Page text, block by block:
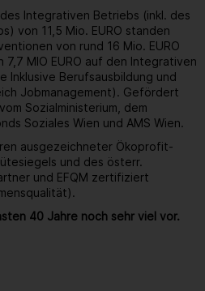
Integrativen Betriebs (inkl. des
von 11,5 Mio. EURO standen
von rund 16 Mio. EURO
MIO EURO auf den Integrativen
Inklusive Berufsausbildung und
Jobmanagement). Gefördert
Sozialministerium, dem
Soziales Wien und AMS Wien.
ausgezeichneter Ökoprofit-
und des österr.
und EFQM zertifiziert
40 Jahre noch sehr viel vor.